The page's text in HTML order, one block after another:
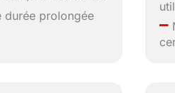
durée prolongée –